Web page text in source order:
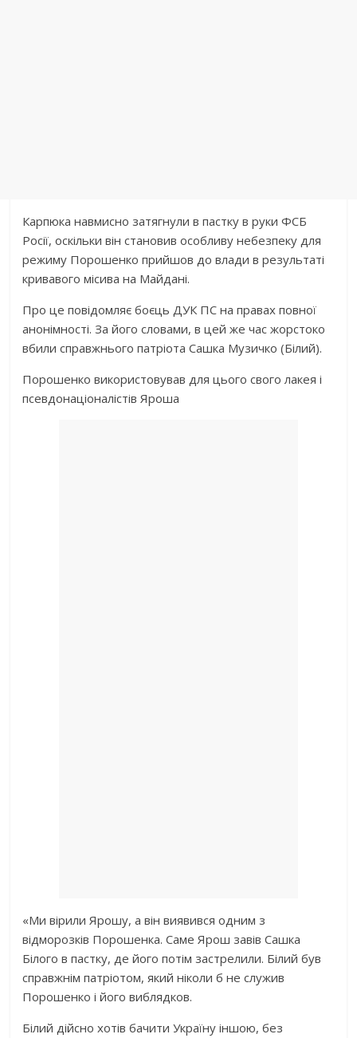
Карпюка навмисно затягнули в пастку в руки ФСБ
Росії, оскільки він становив особливу небезпеку для
режиму Порошенко прийшов до влади в результаті
кривавого місива на Майдані.
Про це повідомляє боєць ДУК ПС на правах повної
анонімності. За його словами, в цей же час жорстоко
вбили справжнього патріота Сашка Музичко (Білий).
Порошенко використовував для цього свого лакея і
псевдонаціоналістів Яроша
«Ми вірили Ярошу, а він виявився одним з
відморозків Порошенка. Саме Ярош завів Сашка
Білого в пастку, де його потім застрелили. Білий був
справжнім патріотом, який ніколи б не служив
Порошенко і його виблядков.
Білий дійсно хотів бачити Україну іншою, без